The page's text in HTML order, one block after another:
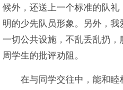
候外，还送上一个标准的队
明的少先队员形象。另外，
一切公共设施，不乱丢乱扔
周学生的批评劝阻。
在与同学交往中，能和睦